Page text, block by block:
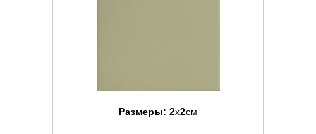
Размеры: 2x2см